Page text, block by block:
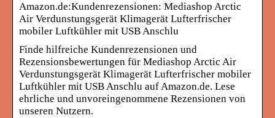
Amazon.de:Kundenrezensionen: Mediashop Arctic
Air Verdunstungsgerät Klimagerät Lufterfrischer
mobiler Luftkühler mit USB Anschlu
Finde hilfreiche Kundenrezensionen und
Rezensionsbewertungen für Mediashop Arctic Air
Verdunstungsgerät Klimagerät Lufterfrischer mobiler
Luftkühler mit USB Anschlu auf Amazon.de. Lese
ehrliche und unvoreingenommene Rezensionen von
unseren Nutzern.